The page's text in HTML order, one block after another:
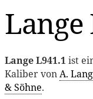
Lange
Lange L941.1ist
Kaliber vonA.
& Söhne.